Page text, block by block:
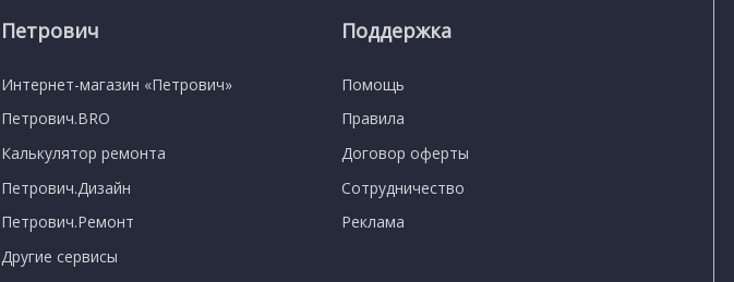
Петрович
Интернет-магазин «Петрович»
Петрович.BRO
Калькулятор ремонта
Петрович.Дизайн
Петрович.Ремонт
Другие сервисы
Поддержка
Помощь
Правила
Договор оферты
Сотрудничество
Реклама